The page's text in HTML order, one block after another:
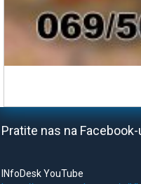
Pratite nas na Facebook-
INfoDesk YouTube